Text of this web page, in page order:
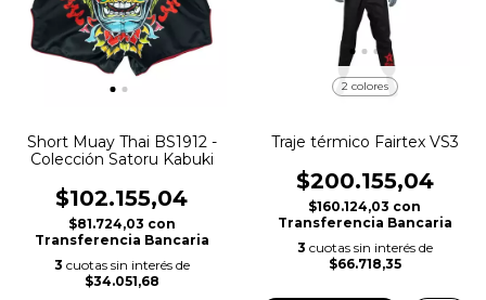
Short Muay Thai BS1912 -
Colección Satoru Kabuki
$102.155,04
$81.724,03 con
Transferencia Bancaria
3 cuotas sin interés de
$34.051,68
2 colores
Traje térmico Fairtex VS3
$200.155,04
$160.124,03 con
Transferencia Bancaria
3 cuotas sin interés de
$66.718,35